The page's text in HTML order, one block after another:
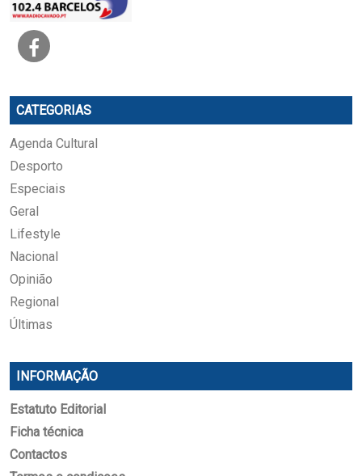
CATEGORIAS
Agenda Cultural
Desporto
Especiais
Geral
Lifestyle
Nacional
Opinião
Regional
Últimas
INFORMAÇÃO
Estatuto Editorial
Ficha técnica
Contactos